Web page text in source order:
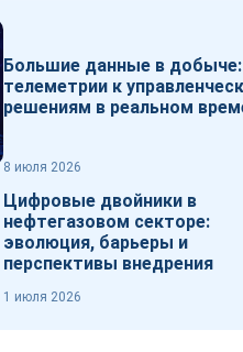
Большие данные в
телеметрии к
решениям в реальном
8 июля 2026
Цифровые двойники в
нефтегазовом секторе:
эволюция, барьеры и
перспективы внедрения
1 июля 2026